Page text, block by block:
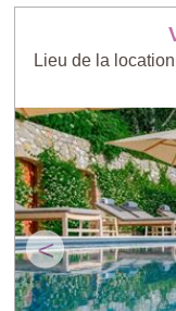
Lieu de la
<